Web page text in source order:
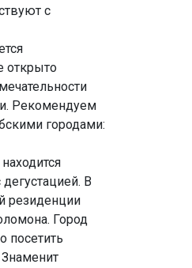
с
открыто
Рекомендуем
городами:
В
резиденции
Город
посетить